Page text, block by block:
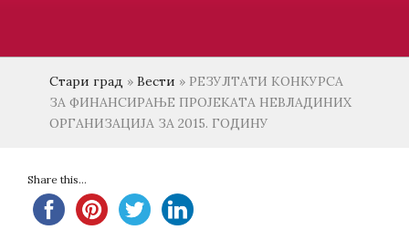
Стари град » Вести » РЕЗУЛТАТИ КОНКУРСА
ЗА ФИНАНСИРАЊЕ ПРОЈЕКАТА НЕВЛАДИНИХ
ОРГАНИЗАЦИЈА ЗА 2015. ГОДИНУ
Share this...